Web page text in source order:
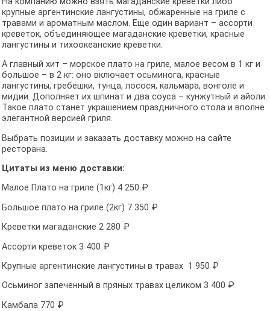
крупные аргентинские лангустины, обжаренные на гриле с
травами и ароматным маслом. Еще один вариант – ассорти
креветок, объединяющее магаданские креветки, красные
лангустины и тихоокеанские креветки.
А главный хит – морское плато на гриле, малое весом в 1 кг и
большое – в 2 кг: оно включает осьминога, красные
лангустины, гребешки, тунца, лосося, кальмара, вонголе и
мидии. Дополняет их шпинат и два соуса – кунжутный и айоли.
Такое плато станет украшением праздничного стола и вполне
элегантной версией гриля.
Выбрать позиции и заказать доставку можно на сайте
ресторана.
Цитаты из меню доставки:
Малое Плато на гриле (1кг) 4 250 ₽
Большое плато на гриле (2кг) 7 350 ₽
Креветки магаданские 2 280 ₽
Ассорти креветок 3 400 ₽
Крупные аргентинские лангустины в травах 1 950 ₽
Осьминог запеченный в пряных травах целиком 3 400 ₽
Камбала 770 ₽